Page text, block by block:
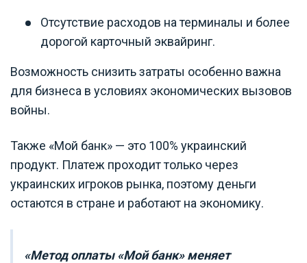
Отсутствие расходов на терминалы и более
дорогой карточный эквайринг.
Возможность снизить затраты особенно важна
для бизнеса в условиях экономических вызовов
войны.
Также «Мой банк» — это 100% украинский
продукт. Платеж проходит только через
украинских игроков рынка, поэтому деньги
остаются в стране и работают на экономику.
«Метод оплаты «Мой банк» меняет